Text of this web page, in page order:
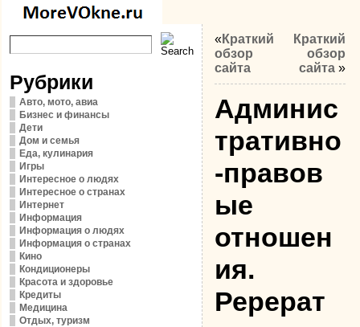
Рубрики
Авто, мото, авиа
Бизнес и финансы
Дети
Дом и семья
Еда, кулинария
Игры
Интересное о людях
Интересное о странах
Интернет
Информация
Информация о людях
Информация о странах
Кино
Кондиционеры
Красота и здоровье
Кредиты
Медицина
Отдых, туризм
«Краткий
обзор
сайта
Краткий
обзор
сайта »
Админис
тративно
-правов
ые
отношен
ия.
Ререрат